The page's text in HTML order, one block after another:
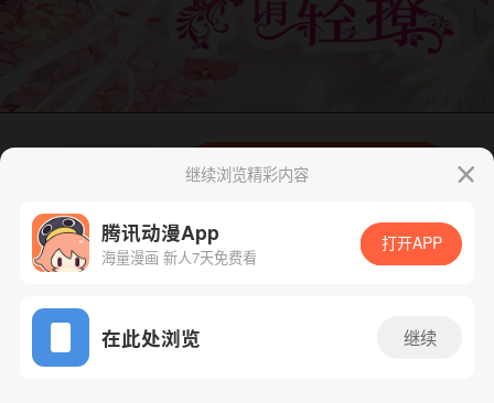
App免费看
腾漫App免费看
继续浏览精彩内容
腾讯动漫App
海量漫画 新人7天免费看
打开APP
在此处浏览 继续